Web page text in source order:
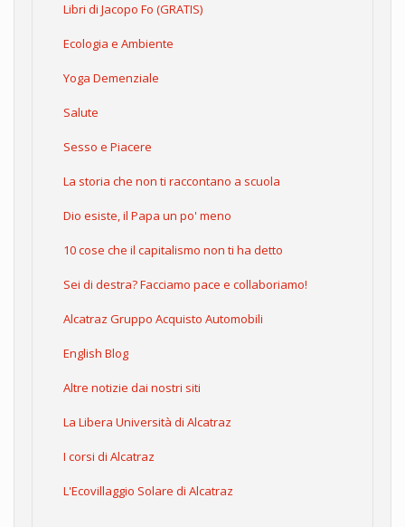
Libri di Jacopo Fo (GRATIS)
Ecologia e Ambiente
Yoga Demenziale
Salute
Sesso e Piacere
La storia che non ti raccontano a scuola
Dio esiste, il Papa un po' meno
10 cose che il capitalismo non ti ha detto
Sei di destra? Facciamo pace e collaboriamo!
Alcatraz Gruppo Acquisto Automobili
English Blog
Altre notizie dai nostri siti
La Libera Università di Alcatraz
I corsi di Alcatraz
L'Ecovillaggio Solare di Alcatraz